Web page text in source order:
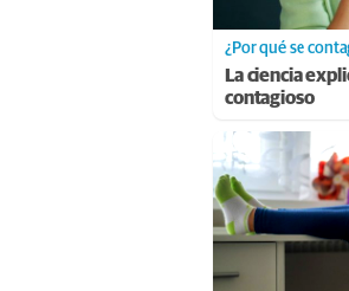
¿Por qué se
La ciencia
contagioso